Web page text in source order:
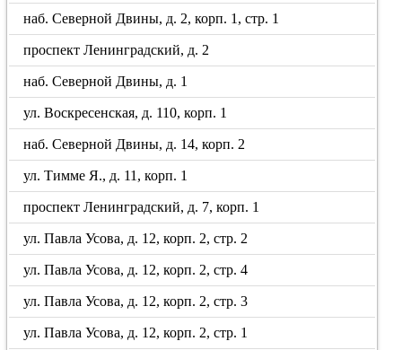
наб. Северной Двины, д. 2, корп. 1, стр. 1
проспект Ленинградский, д. 2
наб. Северной Двины, д. 1
ул. Воскресенская, д. 110, корп. 1
наб. Северной Двины, д. 14, корп. 2
ул. Тимме Я., д. 11, корп. 1
проспект Ленинградский, д. 7, корп. 1
ул. Павла Усова, д. 12, корп. 2, стр. 2
ул. Павла Усова, д. 12, корп. 2, стр. 4
ул. Павла Усова, д. 12, корп. 2, стр. 3
ул. Павла Усова, д. 12, корп. 2, стр. 1